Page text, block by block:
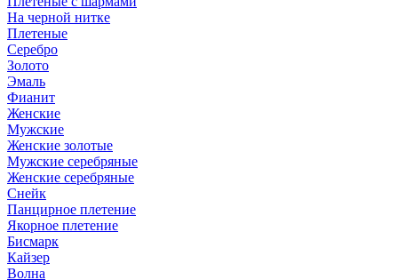
На черной нитке
Плетеные
Серебро
Золото
Эмаль
Фианит
Женские
Мужские
Женские золотые
Мужские серебряные
Женские серебряные
Снейк
Панцирное плетение
Якорное плетение
Бисмарк
Кайзер
Волна